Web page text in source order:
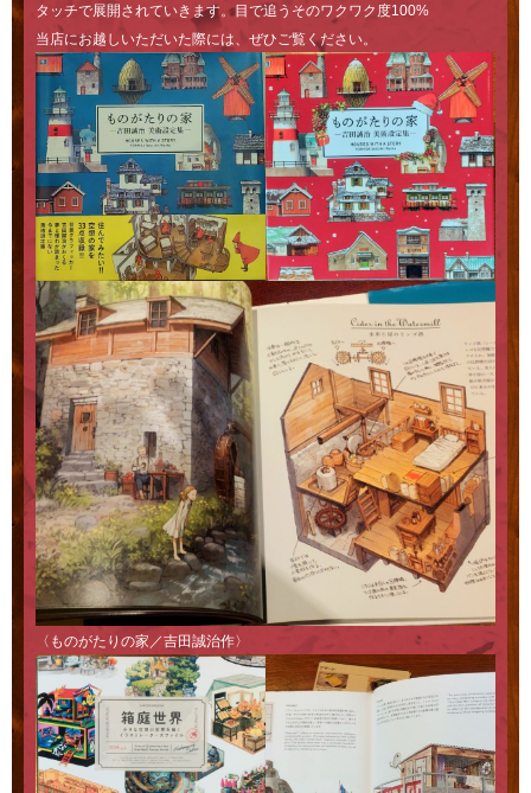
タッチで展開されていきます。目で追うそのワクワク度100%
当店にお越しいただいた際には、ぜひご覧ください。
〈ものがたりの家／吉田誠治作〉